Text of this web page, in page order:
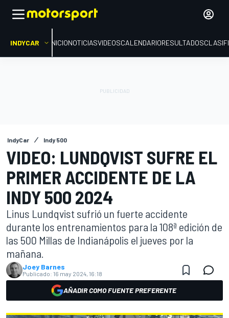
INDYCAR INICIONOTICIASVIDEOSCALENDARIORESULTADOS
IndyCar Indy 500
VIDEO: LUNDQVIST SUFRE EL
PRIMER ACCIDENTE DE LA
INDY 500 2024
Linus Lundqvist sufrió un fuerte accidente
durante los entrenamientos para la 108ª edición de
las 500 Millas de Indianápolis el jueves por la
mañana.
Joey Barnes
Publicado: 16 may 2024, 16:18
AÑADIR COMO FUENTE PREFERENTE